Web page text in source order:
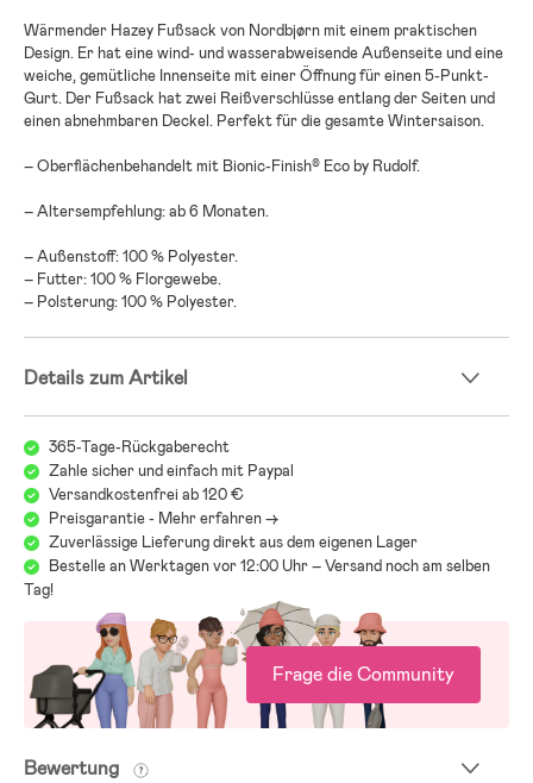
Wärmender Hazey Fußsack von Nordbjørn mit einem praktischen
Design. Er hat eine wind- und wasserabweisende Außenseite und eine
weiche, gemütliche Innenseite mit einer Öffnung für einen 5-Punkt-
Gurt. Der Fußsack hat zwei Reißverschlüsse entlang der Seiten und
einen abnehmbaren Deckel. Perfekt für die gesamte Wintersaison.
– Oberflächenbehandelt mit Bionic-Finish® Eco by Rudolf.
– Altersempfehlung: ab 6 Monaten.
– Außenstoff: 100 % Polyester.
– Futter: 100 % Florgewebe.
– Polsterung: 100 % Polyester.
Details zum Artikel
365-Tage-Rückgaberecht
Zahle sicher und einfach mit Paypal
Versandkostenfrei ab 120 €
Preisgarantie - Mehr erfahren ->
Zuverlässige Lieferung direkt aus dem eigenen Lager
Bestelle an Werktagen vor 12:00 Uhr – Versand noch am selben
Tag!
Frage die Community
Bewertung